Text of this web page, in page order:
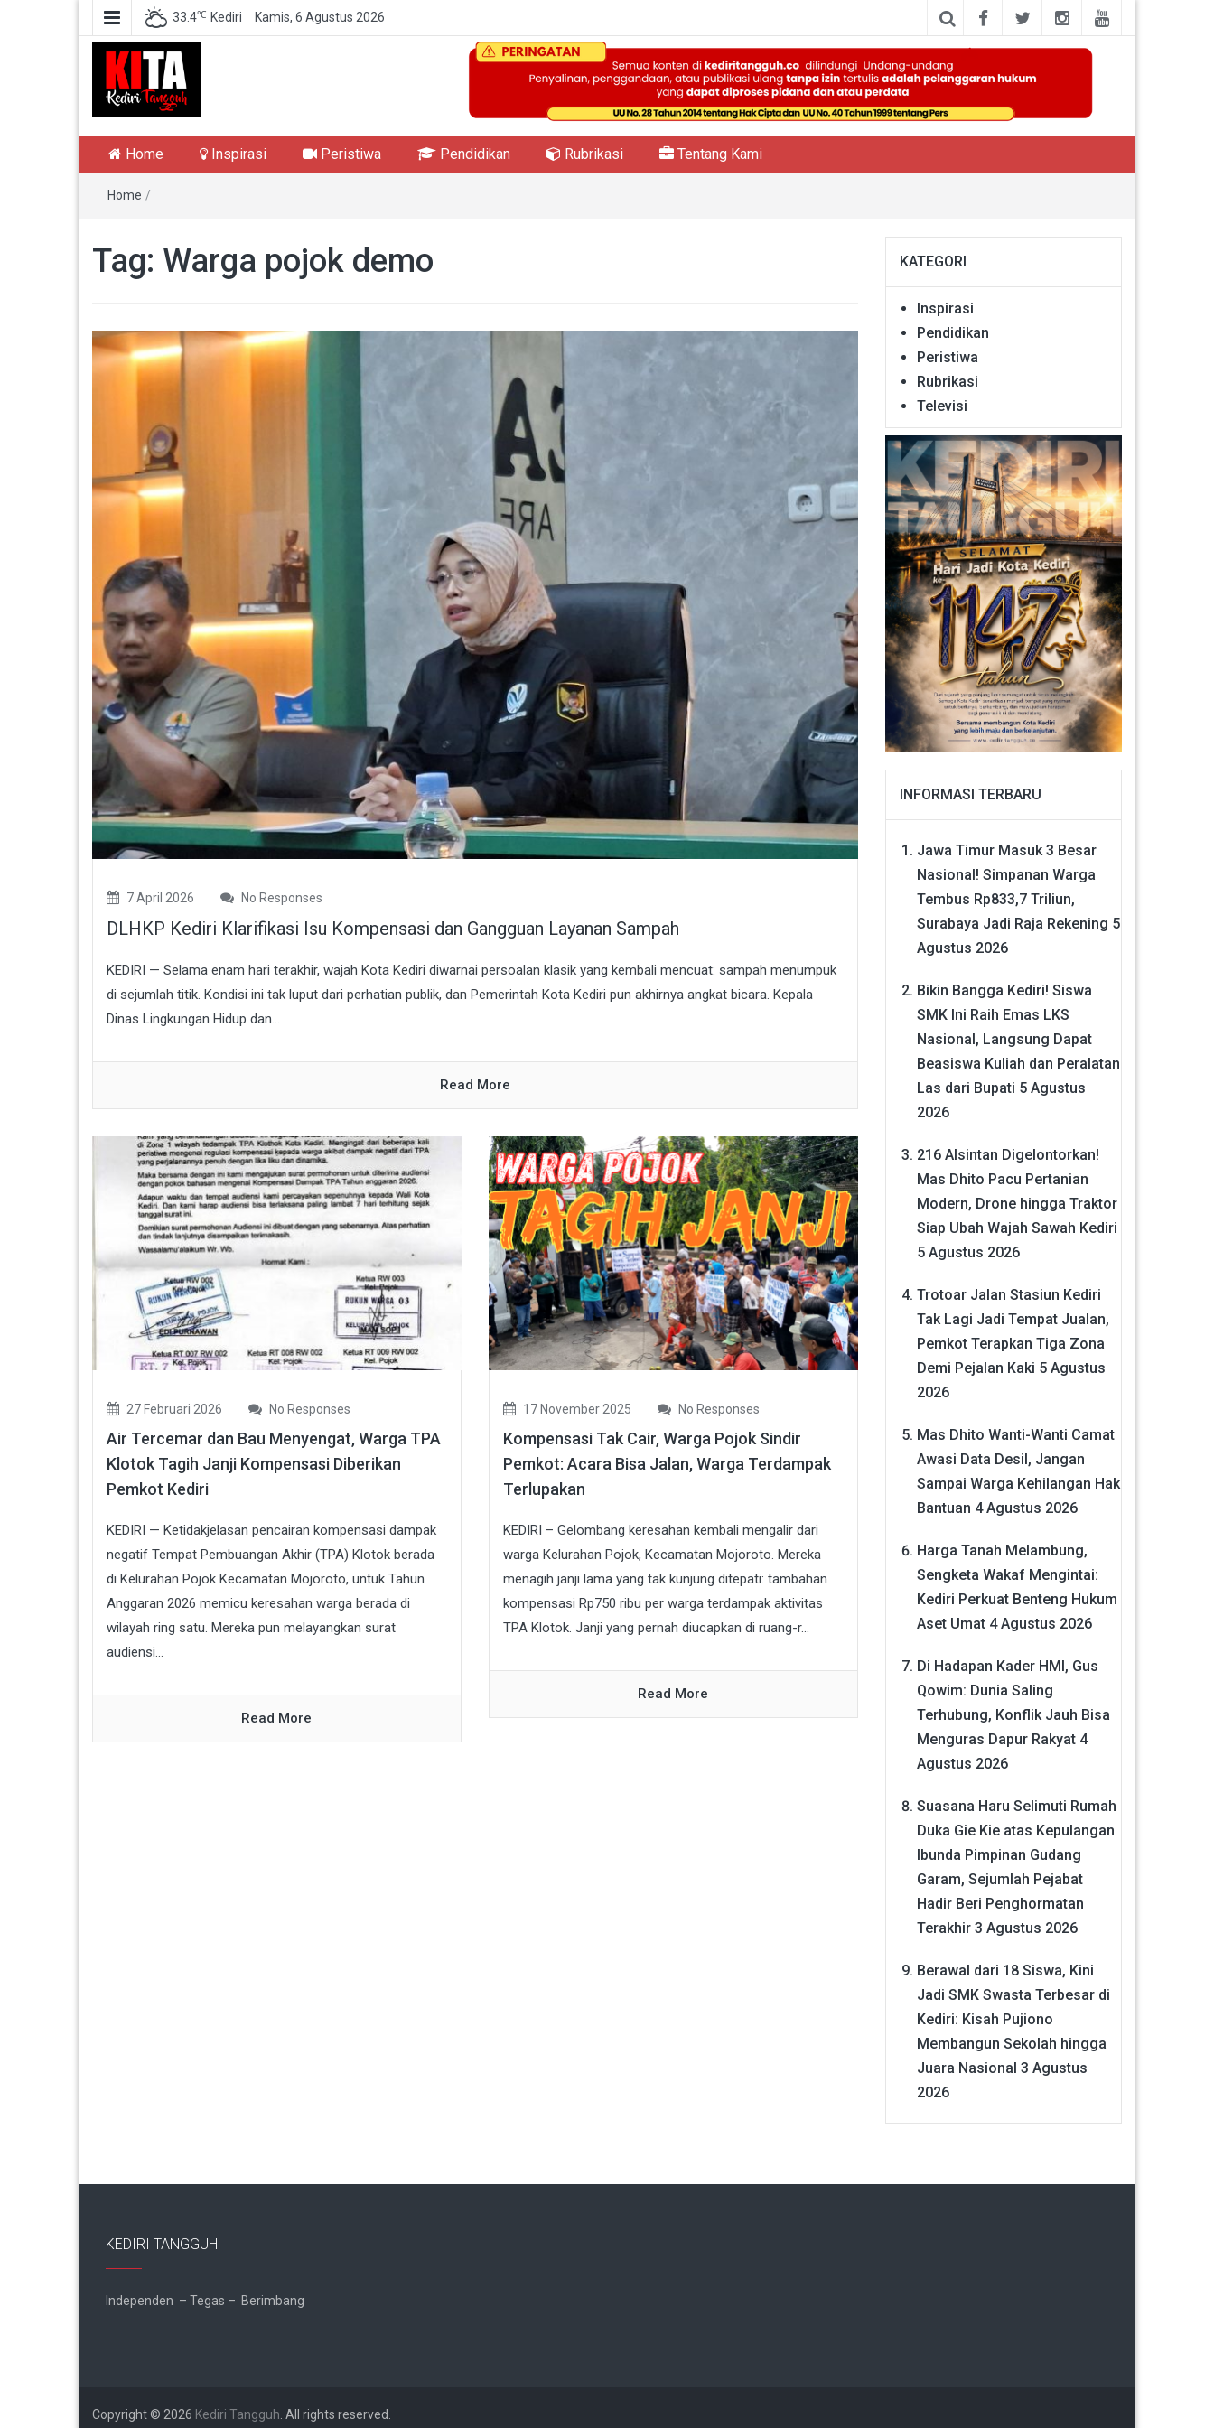
33.4℃ Kediri Kamis, 6 Agustus 2026
Kediri Tangguh
Home Inspirasi Peristiwa Pendidikan Rubrikasi Tentang Kami
Home /
Tag: Warga pojok demo
7 April 2026 No Responses
DLHKP Kediri Klarifikasi Isu Kompensasi dan Gangguan Layanan Sampah
KEDIRI — Selama enam hari terakhir, wajah Kota Kediri diwarnai persoalan klasik yang kembali mencuat: sampah menumpuk
di sejumlah titik. Kondisi ini tak luput dari perhatian publik, dan Pemerintah Kota Kediri pun akhirnya angkat bicara. Kepala
Dinas Lingkungan Hidup dan...
Read More
27 Februari 2026 No Responses
Air Tercemar dan Bau Menyengat, Warga TPA
Klotok Tagih Janji Kompensasi Diberikan
Pemkot Kediri
KEDIRI — Ketidakjelasan pencairan kompensasi dampak
negatif Tempat Pembuangan Akhir (TPA) Klotok berada
di Kelurahan Pojok Kecamatan Mojoroto, untuk Tahun
Anggaran 2026 memicu keresahan warga berada di
wilayah ring satu. Mereka pun melayangkan surat
audiensi...
Read More
17 November 2025 No Responses
Kompensasi Tak Cair, Warga Pojok Sindir
Pemkot: Acara Bisa Jalan, Warga Terdampak
Terlupakan
KEDIRI – Gelombang keresahan kembali mengalir dari
warga Kelurahan Pojok, Kecamatan Mojoroto. Mereka
menagih janji lama yang tak kunjung ditepati: tambahan
kompensasi Rp750 ribu per warga terdampak aktivitas
TPA Klotok. Janji yang pernah diucapkan di ruang-r...
Read More
KATEGORI
Inspirasi
Pendidikan
Peristiwa
Rubrikasi
Televisi
INFORMASI TERBARU
Jawa Timur Masuk 3 Besar
Nasional! Simpanan Warga
Tembus Rp833,7 Triliun,
Surabaya Jadi Raja Rekening 5
Agustus 2026
Bikin Bangga Kediri! Siswa
SMK Ini Raih Emas LKS
Nasional, Langsung Dapat
Beasiswa Kuliah dan Peralatan
Las dari Bupati 5 Agustus
2026
216 Alsintan Digelontorkan!
Mas Dhito Pacu Pertanian
Modern, Drone hingga Traktor
Siap Ubah Wajah Sawah Kediri
5 Agustus 2026
Trotoar Jalan Stasiun Kediri
Tak Lagi Jadi Tempat Jualan,
Pemkot Terapkan Tiga Zona
Demi Pejalan Kaki 5 Agustus
2026
Mas Dhito Wanti-Wanti Camat
Awasi Data Desil, Jangan
Sampai Warga Kehilangan Hak
Bantuan 4 Agustus 2026
Harga Tanah Melambung,
Sengketa Wakaf Mengintai:
Kediri Perkuat Benteng Hukum
Aset Umat 4 Agustus 2026
Di Hadapan Kader HMI, Gus
Qowim: Dunia Saling
Terhubung, Konflik Jauh Bisa
Menguras Dapur Rakyat 4
Agustus 2026
Suasana Haru Selimuti Rumah
Duka Gie Kie atas Kepulangan
Ibunda Pimpinan Gudang
Garam, Sejumlah Pejabat
Hadir Beri Penghormatan
Terakhir 3 Agustus 2026
Berawal dari 18 Siswa, Kini
Jadi SMK Swasta Terbesar di
Kediri: Kisah Pujiono
Membangun Sekolah hingga
Juara Nasional 3 Agustus
2026
KEDIRI TANGGUH
Independen – Tegas – Berimbang
Copyright © 2026 Kediri Tangguh . All rights reserved.